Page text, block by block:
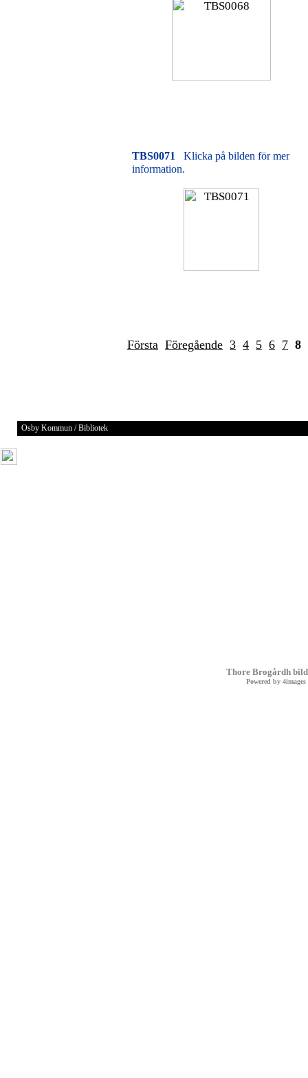
TBS0071
Klicka på bilden för mer
information.
Första Föregående 3 4 5 6 7 8
Osby Kommun / Bibliotek
Thore Brogårdh
Powered by 4images